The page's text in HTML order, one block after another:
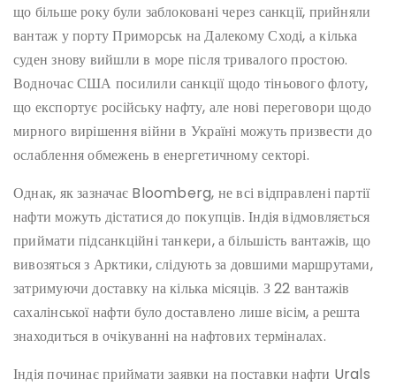
що більше року були заблоковані через санкції, прийняли
вантаж у порту Приморськ на Далекому Сході, а кілька
суден знову вийшли в море після тривалого простою.
Водночас США посилили санкції щодо тіньового флоту,
що експортує російську нафту, але нові переговори щодо
мирного вирішення війни в Україні можуть призвести до
ослаблення обмежень в енергетичному секторі.
Однак, як зазначає Bloomberg, не всі відправлені партії
нафти можуть дістатися до покупців. Індія відмовляється
приймати підсанкційні танкери, а більшість вантажів, що
вивозяться з Арктики, слідують за довшими маршрутами,
затримуючи доставку на кілька місяців. З 22 вантажів
сахалінської нафти було доставлено лише вісім, а решта
знаходиться в очікуванні на нафтових терміналах.
Індія починає приймати заявки на поставки нафти Urals